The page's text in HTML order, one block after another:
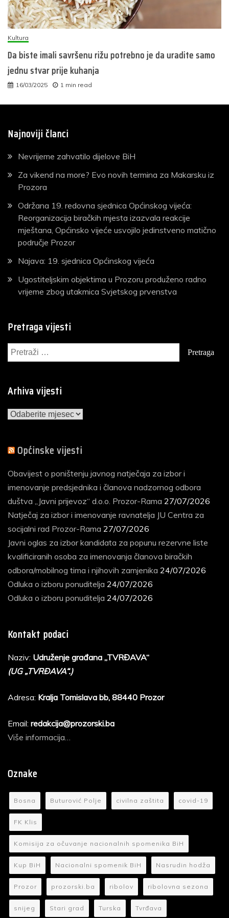
Kultura
Da biste imali savršenu rižu potrebno je da uradite samo
jednu stvar prije kuhanja
16/03/2025 1 min read
Najnoviji članci
Nevrijeme zahvatilo dijelove BiH
Za vikend na more? Evo novih termina za Makarsku iz
Prozora
Održana 19. redovna sjednica Općinskog vijeća:
Reorganizacija biračkih mjesta izazvala reakcije
mještana, Općinsko vijeće usvojilo jedinstveno matično
područje Prozor
Najava: 19. sjednica Općinskog vijeća
Ugostiteljskim objektima u Prozoru produženo radno
vrijeme zbog utakmica Svjetskog prvenstva
Pretraga vijesti
Pretraga:
Arhiva vijesti
Arhiva
Općinske vijesti
Obavijest o poništenju javnog natječaja za izbor i
imenovanje predsjednika i članova nadzornog odbora
duštva „Javni prijevoz“ d.o.o. Prozor-Rama 27/07/2026
Natječaj za izbor i imenovanje ravnatelja JU Centra za
socijalni rad Prozor-Rama 27/07/2026
Javni oglas za izbor kandidata za popunu rezervne liste
kvalificiranih osoba za imenovanja članova biračkih
odbora/mobilnog tima i njihovih zamjenika 24/07/2026
Odluka o izboru ponuditelja 24/07/2026
Odluka o izboru ponuditelja 24/07/2026
Kontakt podaci
Naziv: Udruženje građana „TVRĐAVA“
(UG „TVRĐAVA“.)
Adresa: Kralja Tomislava bb, 88440 Prozor
Email: redakcija@prozorski.ba
Više informacija…
Oznake
Bosna Buturović Polje civilna zaštita covid-19
FK Klis
Komisija za očuvanje nacionalnih spomenika BiH
Kup BiH Nacionalni spomenik BiH Nasrudin hodža
Prozor prozorski.ba ribolov ribolovna sezona
snijeg Stari grad Turska Tvrđava